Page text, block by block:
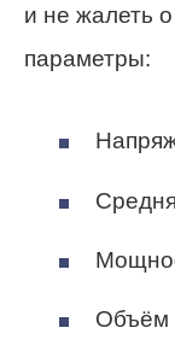
и не жалеть
параметры:
Объём